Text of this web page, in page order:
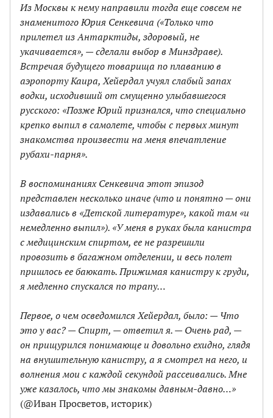
Из Москвы к нему направили тогда еще совсем не
знаменитого Юрия Сенкевича («Только что
прилетел из Антарктиды, здоровый, не
укачивается», — сделали выбор в Минздраве).
Встречая будущего товарища по плаванию в
аэропорту Каира, Хейердал учуял слабый запах
водки, исходивший от смущенно улыбавшегося
русского: «Позже Юрий признался, что специально
крепко выпил в самолете, чтобы с первых минут
знакомства произвести на меня впечатление
рубахи-парня».
В воспоминаниях Сенкевича этот эпизод
представлен несколько иначе (что и понятно — они
издавались в «Детской литературе», какой там «и
немедленно выпил»). «У меня в руках была канистра
с медицинским спиртом, ее не разрешили
провозить в багажном отделении, и весь полет
пришлось ее баюкать. Прижимая канистру к груди,
я медленно спускался по трапу…
Первое, о чем осведомился Хейердал, было: — Что
это у вас? — Спирт, — ответил я. — Очень рад, —
он прищурился понимающе и довольно ехидно, глядя
на внушительную канистру, а я смотрел на него, и
волнения мои с каждой секундой рассеивались. Мне
уже казалось, что мы знакомы давным-давно…»
(@Иван Просветов, историк)